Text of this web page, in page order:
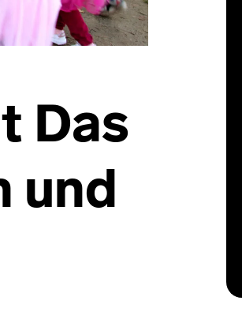
Das
und